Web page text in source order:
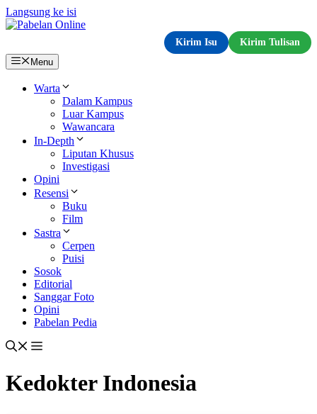
Langsung ke isi
Kirim Isu
Kirim Tulisan
Menu
Warta
Dalam Kampus
Luar Kampus
Wawancara
In-Depth
Liputan Khusus
Investigasi
Opini
Resensi
Buku
Film
Sastra
Cerpen
Puisi
Sosok
Editorial
Sanggar Foto
Opini
Pabelan Pedia
Kedokter Indonesia